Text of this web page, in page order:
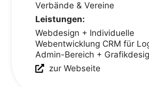
Verbände & Vereine
Leistungen:
Webdesign + Individuelle
Webentwicklung CRM für
Admin-Bereich +
zur Webseite